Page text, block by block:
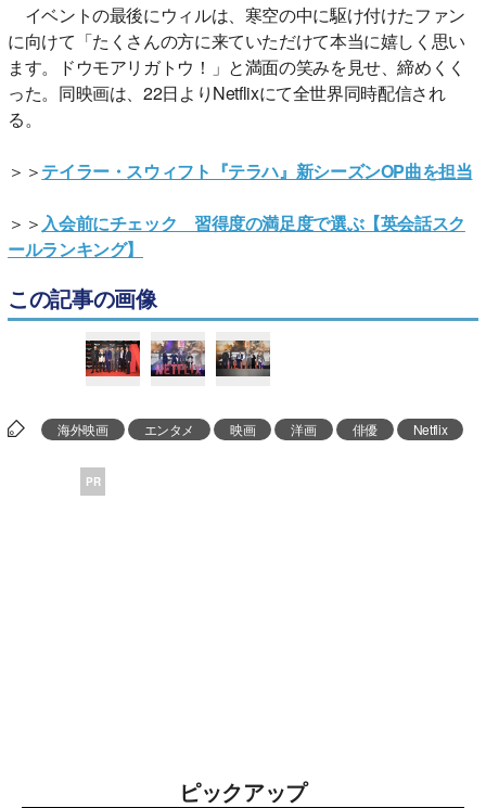
イベントの最後にウィルは、寒空の中に駆け付けたファン
に向けて「たくさんの方に来ていただけて本当に嬉しく思い
ます。ドウモアリガトウ！」と満面の笑みを見せ、締めくく
った。同映画は、22日よりNetflixにて全世界同時配信され
る。
＞＞テイラー・スウィフト『テラハ』新シーズンOP曲を担当
＞＞ 入会前にチェック 習得度の満足度で選ぶ【英会話スク
ールランキング】
この記事の画像
海外映画 エンタメ 映画 洋画 俳優 Netflix
PR
ピックアップ